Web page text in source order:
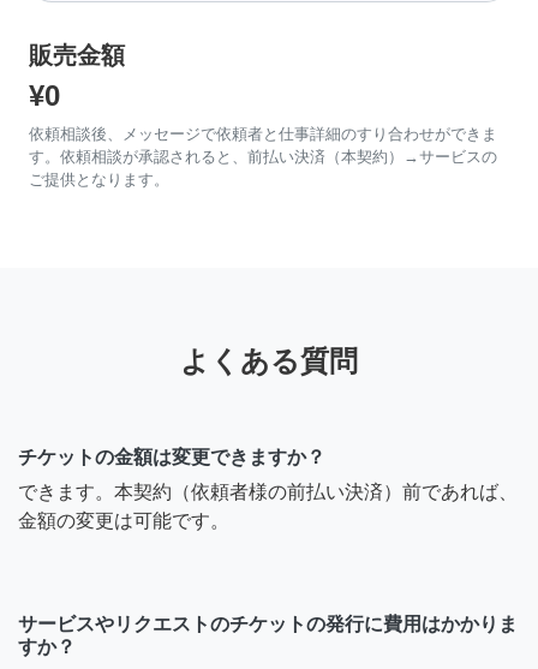
販売金額
¥0
依頼相談後、メッセージで依頼者と仕事詳細のすり合わせができま
す。依頼相談が承認されると、前払い決済（本契約）→サービスの
ご提供となります。
よくある質問
チケットの金額は変更できますか？
できます。本契約（依頼者様の前払い決済）前であれば、
金額の変更は可能です。
サービスやリクエストのチケットの発行に費用はかかりま
すか？